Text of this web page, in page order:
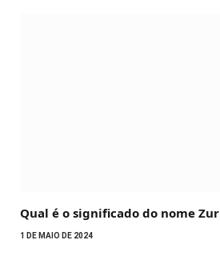
Qual é o significado do nome
1 DE MAIO DE 2024